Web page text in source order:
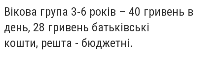
Вікова група 3-6 років – 40 гривень в
день, 28 гривень батьківські
кошти, решта - бюджетні.